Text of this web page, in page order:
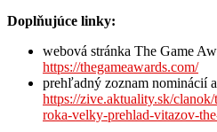
Doplňujúce linky:
webová stránka The Game
https://thegameawards.com/
prehľadný zoznam nominácií
https://zive.aktuality.sk/
roka-velky-prehlad-vitazov-